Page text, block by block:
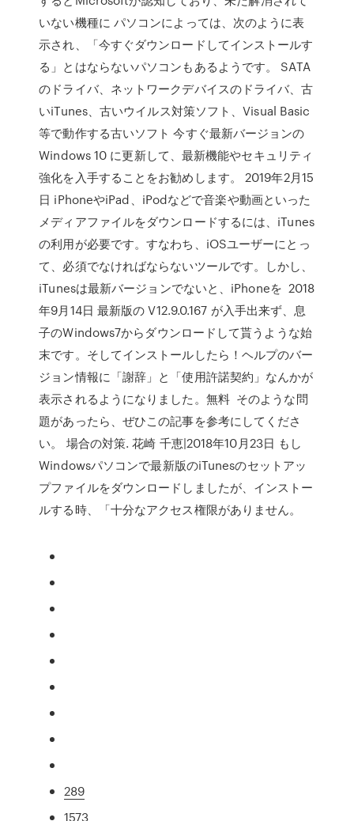
いない機種に パソコンによっては、次のように表
示され、「今すぐダウンロードしてインストールす
る」とはならないパソコンもあるようです。 SATA
のドライバ、ネットワークデバイスのドライバ、古
いiTunes、古いウイルス対策ソフト、Visual Basic
等で動作する古いソフト 今すぐ最新バージョンの
Windows 10 に更新して、最新機能やセキュリティ
強化を入手することをお勧めします。 2019年2月15
日 iPhoneやiPad、iPodなどで音楽や動画といった
メディアファイルをダウンロードするには、iTunes
の利用が必要です。すなわち、iOSユーザーにとっ
て、必須でなければならないツールです。しかし、
iTunesは最新バージョンでないと、iPhoneを 2018
年9月14日 最新版の V12.9.0.167 が入手出来ず、息
子のWindows7からダウンロードして貰うような始
末です。そしてインストールしたら！ヘルプのバー
ジョン情報に「謝辞」と「使用許諾契約」なんかが
表示されるようになりました。無料 そのような問
題があったら、ぜひこの記事を参考にしてくださ
い。 場合の対策. 花崎 千恵|2018年10月23日 もし
Windowsパソコンで最新版のiTunesのセットアッ
プファイルをダウンロードしましたが、インストー
ルする時、「十分なアクセス権限がありません。
289
1573